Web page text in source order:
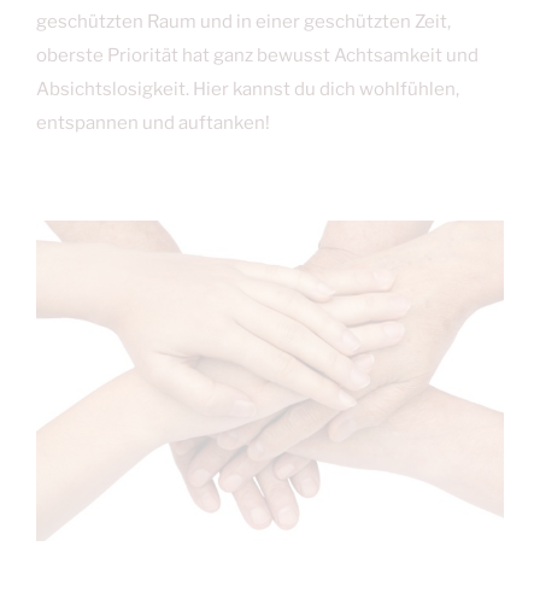
geschützten Raum und in einer geschützten Zeit,
oberste Priorität hat ganz bewusst Achtsamkeit und
Absichtslosigkeit. Hier kannst du dich wohlfühlen,
entspannen und auftanken!